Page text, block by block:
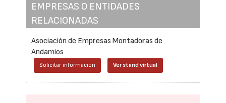
EMPRESAS O ENTIDADES
RELACIONADAS
Asociación de Empresas Montadoras de
Andamios
Solicitar información Ver stand virtual